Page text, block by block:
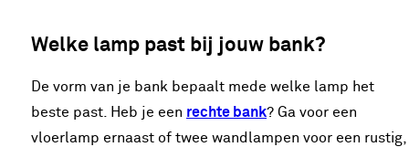
Welke lamp past bij jouw bank?
De vorm van je bank bepaalt mede welke lamp het
beste past. Heb je een rechte bank? Ga voor een
vloerlamp ernaast of twee wandlampen voor een rustig,